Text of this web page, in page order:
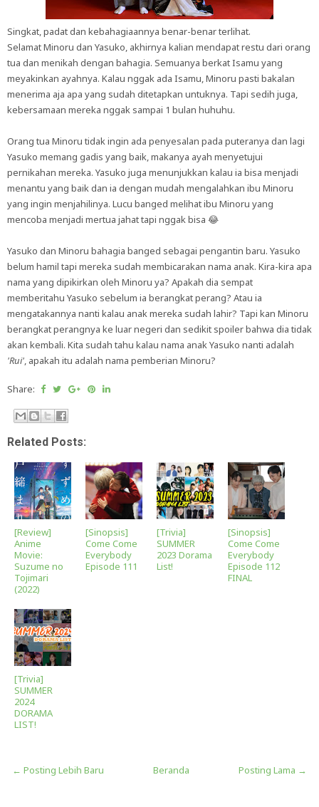
Singkat, padat dan kebahagiaannya benar-benar terlihat.
Selamat Minoru dan Yasuko, akhirnya kalian mendapat restu dari orang
tua dan menikah dengan bahagia. Semuanya berkat Isamu yang
meyakinkan ayahnya. Kalau nggak ada Isamu, Minoru pasti bakalan
menerima aja apa yang sudah ditetapkan untuknya. Tapi sedih juga,
kebersamaan mereka nggak sampai 1 bulan huhuhu.
Orang tua Minoru tidak ingin ada penyesalan pada puteranya dan lagi
Yasuko memang gadis yang baik, makanya ayah menyetujui
pernikahan mereka. Yasuko juga menunjukkan kalau ia bisa menjadi
menantu yang baik dan ia dengan mudah mengalahkan ibu Minoru
yang ingin menjahilinya. Lucu banged melihat ibu Minoru yang
mencoba menjadi mertua jahat tapi nggak bisa 😂
Yasuko dan Minoru bahagia banged sebagai pengantin baru. Yasuko
belum hamil tapi mereka sudah membicarakan nama anak. Kira-kira apa
nama yang dipikirkan oleh Minoru ya? Apakah dia sempat
memberitahu Yasuko sebelum ia berangkat perang? Atau ia
mengatakannya nanti kalau anak mereka sudah lahir? Tapi kan Minoru
berangkat perangnya ke luar negeri dan sedikit spoiler bahwa dia tidak
akan kembali. Kita sudah tahu kalau nama anak Yasuko nanti adalah
'Rui', apakah itu adalah nama pemberian Minoru?
Share:
Related Posts:
[Review]
Anime
Movie:
Suzume no
Tojimari
(2022)
[Sinopsis]
Come Come
Everybody
Episode 111
[Trivia]
SUMMER
2023 Dorama
List!
[Sinopsis]
Come Come
Everybody
Episode 112
FINAL
[Trivia]
SUMMER
2024
DORAMA
LIST!
← Posting Lebih Baru Posting Lama →
Beranda